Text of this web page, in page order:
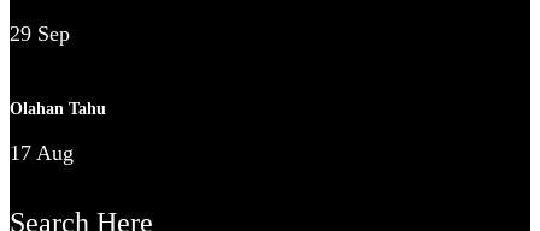
29 Sep
Olahan Tahu
17 Aug
Search Here